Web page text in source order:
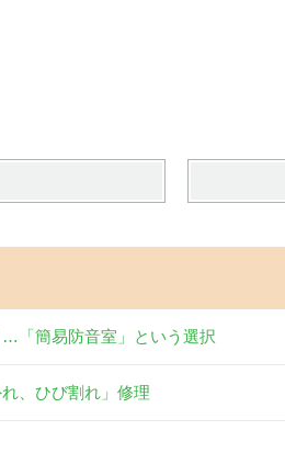
「簡易防音室」という選択
、ひび割れ」修理